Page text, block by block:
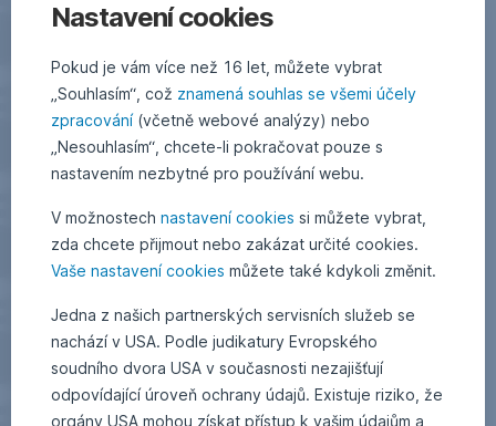
Nastavení cookies
Pokud je vám více než 16 let, můžete vybrat
„Souhlasím“, což znamená souhlas se všemi účely
zpracování(včetně webové analýzy) nebo
„Nesouhlasím“, chcete-li pokračovat pouze s
nastavením nezbytné pro používání webu.
V možnostech nastavení cookies si můžete vybrat,
zda chcete přijmout nebo zakázat určité cookies.
Vaše nastavení cookies můžete také kdykoli změnit.
Jedna z našich partnerských servisních služeb se
nachází v USA. Podle judikatury Evropského
soudního dvora USA v současnosti nezajišťují
odpovídající úroveň ochrany údajů. Existuje riziko, že
orgány USA mohou získat přístup k vašim údajům a